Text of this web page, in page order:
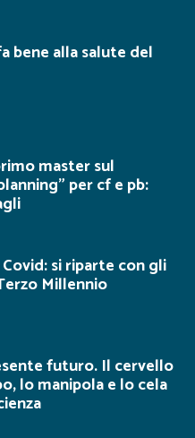
bene alla salute del
master sul
per cf e pb:
si riparte con gli
Millennio
futuro. Il cervello
lo manipola e lo cela